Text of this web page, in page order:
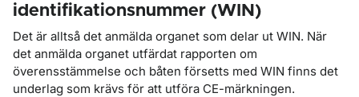
identifikationsnummer (WIN)
Det är alltså det anmälda organet som delar ut WIN. När
det anmälda organet utfärdat rapporten om
överensstämmelse och båten försetts med WIN finns det
underlag som krävs för att utföra CE-märkningen.